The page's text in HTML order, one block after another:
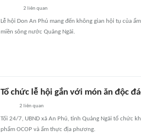
2 liên quan
Lễ hội Don An Phú mang đến không gian hội tụ của
miền sông nước Quảng Ngãi.
Tổ chức lễ hội gắn với món ăn độc
2 liên quan
Tối 24/7, UBND xã An Phú, tỉnh Quảng Ngãi tổ chức
phẩm OCOP và ẩm thực địa phương.